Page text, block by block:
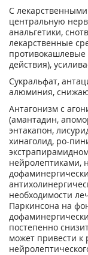
С
центральную
анальгетики,
лекарственные
противокашлевые
действия),
Сукральфат,
алюминия,
Антагонизм с
(амантадин,
энтакапон,
хинаголид, ро-
нейролептиками,
необходимости
Паркинсона на
постепенно
может привести к